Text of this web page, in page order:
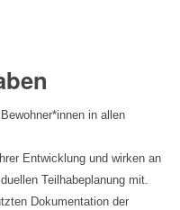
in allen
Entwicklung und wirken an
Teilhabeplanung mit.
Dokumentation der